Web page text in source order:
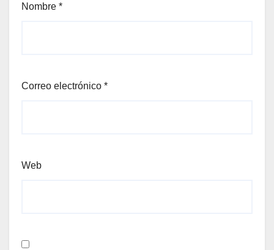
Nombre *
Correo electrónico *
Web